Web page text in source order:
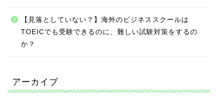
【見落としていない？】海外のビジネススクールは
TOEICでも受験できるのに、難しい試験対策をするの
か？
アーカイブ